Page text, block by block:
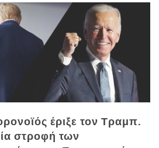
έριξε τον Τραμπ.
στροφή των